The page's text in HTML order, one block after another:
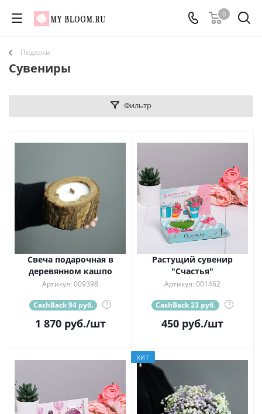
0
Подарки
Сувениры
Фильтр
Свеча подарочная в
деревянном кашпо
Артикул: 009398
CashBack 94 руб. ?
1 870руб./шт
Растущий сувенир
"Счастья"
Артикул: 001462
CashBack 23 руб. ?
450 руб./шт
ХИТ